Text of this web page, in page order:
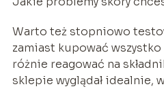
Warto też stopniowo
zamiast kupować wszystko
różnie reagować na
sklepie wyglądał idealnie,